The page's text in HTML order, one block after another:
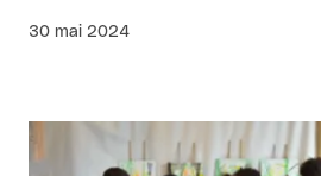
30 mai 2024